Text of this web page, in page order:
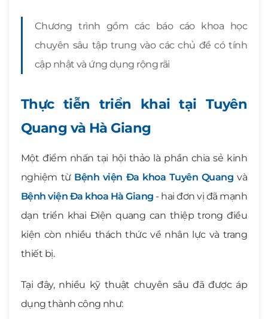
Chương trình gồm các báo cáo khoa học
chuyên sâu tập trung vào các chủ đề có tính
cập nhật và ứng dụng rộng rãi
Thực tiễn triển khai tại Tuyên
Quang và Hà Giang
Một điểm nhấn tại hội thảo là phần chia sẻ kinh
nghiệm từ Bệnh viện Đa khoa Tuyên Quang và
Bệnh viện Đa khoa Hà Giang - hai đơn vị đã mạnh
dạn triển khai Điện quang can thiệp trong điều
kiện còn nhiều thách thức về nhân lực và trang
thiết bị.
Tại đây, nhiều kỹ thuật chuyên sâu đã được áp
dụng thành công như: